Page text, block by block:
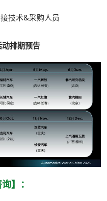
&采购人员
排期预告
】：